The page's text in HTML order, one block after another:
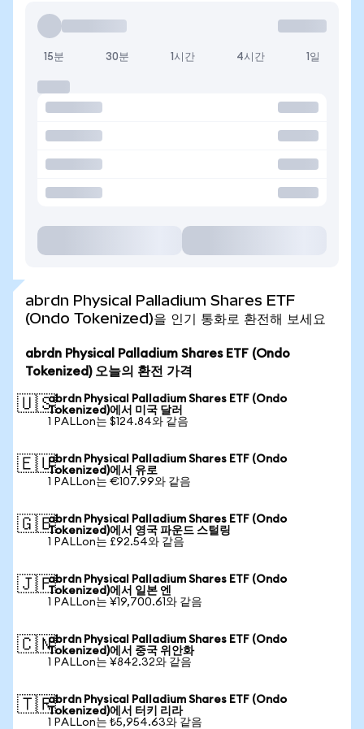
15분 30분 1시간 4시간 1일
abrdn Physical Palladium Shares ETF
(Ondo Tokenized)을 인기 통화로 환전해 보세요
abrdn Physical Palladium Shares ETF (Ondo
Tokenized) 오늘의 환전 가격
🇺🇸abrdn Physical Palladium Shares ETF (Ondo
Tokenized)에서 미국 달러
1 PALLon는 $124.84와 같음
🇪🇺abrdn Physical Palladium Shares ETF (Ondo
Tokenized)에서 유로
1 PALLon는 €107.99와 같음
🇬🇧abrdn Physical Palladium Shares ETF (Ondo
Tokenized)에서 영국 파운드 스털링
1 PALLon는 £92.54와 같음
🇯🇵abrdn Physical Palladium Shares ETF (Ondo
Tokenized)에서 일본 엔
1 PALLon는 ¥19,700.61와 같음
🇨🇳abrdn Physical Palladium Shares ETF (Ondo
Tokenized)에서 중국 위안화
1 PALLon는 ¥842.32와 같음
🇹🇷abrdn Physical Palladium Shares ETF (Ondo
Tokenized)에서 터키 리라
1 PALLon는 ₺5,954.63와 같음